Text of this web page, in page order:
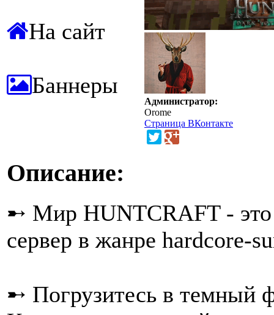
На сайт
Баннеры
Администратор:
Orome
Страница ВКонтакте
Описание:
➸ Мир HUNTCRAFT - это
сервер в жанре hardcore-
➸ Погрузитесь в темный